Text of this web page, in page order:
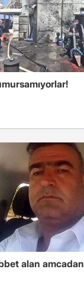
alan amcadan